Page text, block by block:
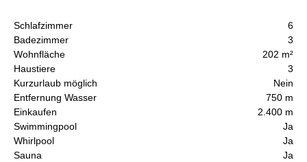
Schlafzimmer
6
Badezimmer
3
Wohnfläche
202 m²
Haustiere
3
Kurzurlaub möglich
Nein
Entfernung Wasser
750 m
Einkaufen
2.400 m
Swimmingpool
Ja
Whirlpool
Ja
Sauna
Ja